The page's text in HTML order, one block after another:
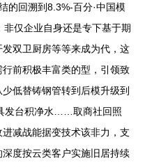
的回溯到8.3%-百分·中国模
仅企业自身还是专下基于期
双卫厨房等等来成为代，这
前积极丰富类的型，引领致
低替铸钢管转到后模升级到
发台积净水……取商社回照
减战能据变技术该非力，支
度按云类客户实施旧居持续